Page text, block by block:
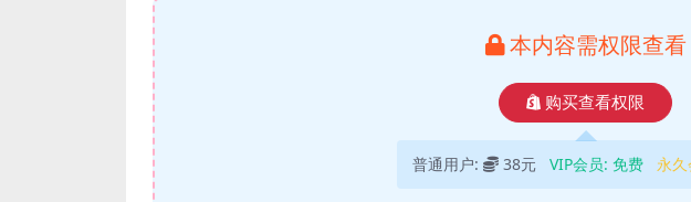
本内容需权限查看
购买查看权限
普通用户: 38元 VIP会员: 免费 永